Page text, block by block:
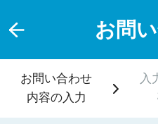
お問
お問い合わせ
内容の入力
入